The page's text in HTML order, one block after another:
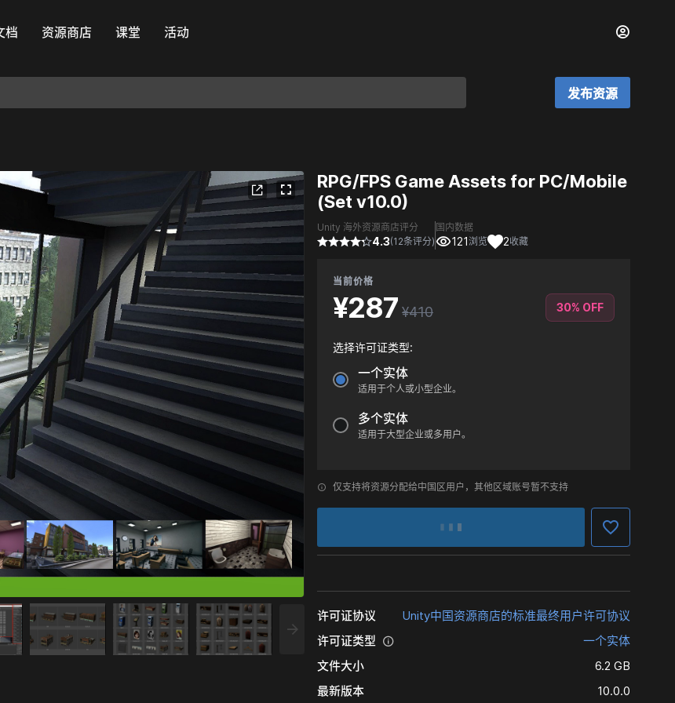
档 资源商店 课堂 活动
发布资源
RPG/FPS Game Assets for PC/Mobile
(Set v10.0)
Unity 海外资源商店评分
4.3(12条评分)
国内数据
121浏览 2收藏
当前价格
¥287 ¥410 30% OFF
选择许可证类型:
一个实体
适用于个人或小型企业。
多个实体
适用于大型企业或多用户。
仅支持将资源分配给中国区用户，其他区域账号暂不支持
许可证协议
Unity中国资源商店的标准最终用户许可协议
许可证类型
一个实体
文件大小
6.2 GB
最新版本
10.0.0